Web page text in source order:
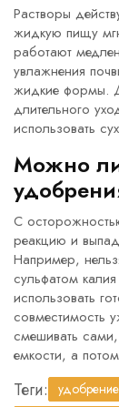
Растворы
жидкую пищу
работают
увлажнения
жидкие формы.
длительного
использовать
Можно
С
реакцию и
Например,
сульфатом
использовать
совместимость
смешивать
емкости, а
Теги: